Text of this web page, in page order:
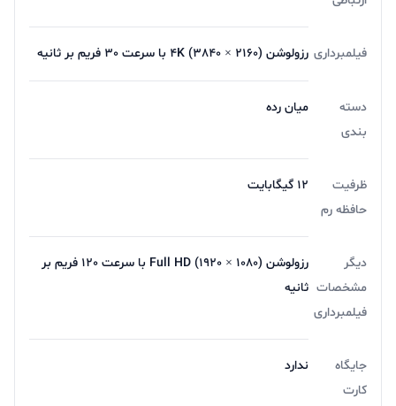
فیلمبرداری رزولوشن (2160 × 3840) 4K با سرعت 30 فریم بر ثانیه
دسته
بندی
میان رده
ظرفیت
حافظه رم
12 گیگابایت
دیگر
مشخصات
فیلمبرداری
رزولوشن (1080 × 1920) Full HD با سرعت 120 فریم بر
ثانیه
جایگاه
کارت
ندارد